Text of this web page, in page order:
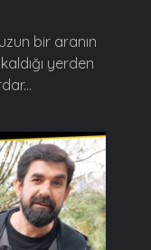
bir aranın
yerden